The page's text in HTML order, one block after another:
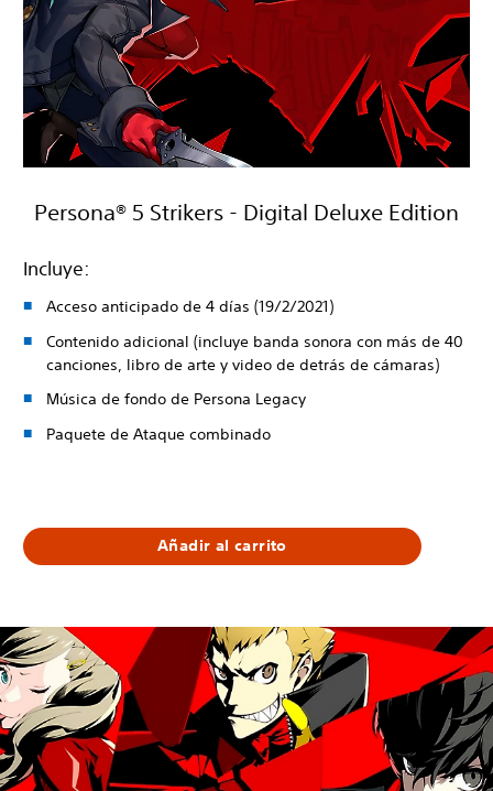
Persona® 5 Strikers - Digital Deluxe Edition
Incluye:
Acceso anticipado de 4 días (19/2/2021)
Contenido adicional (incluye banda sonora con más de 40
canciones, libro de arte y video de detrás de cámaras)
Música de fondo de Persona Legacy
Paquete de Ataque combinado
Añadir al carrito